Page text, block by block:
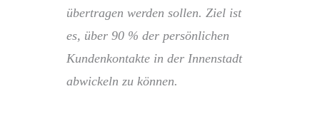
übertragen werden sollen. Ziel ist
es, über 90 % der persönlichen
Kundenkontakte in der Innenstadt
abwickeln zu können.